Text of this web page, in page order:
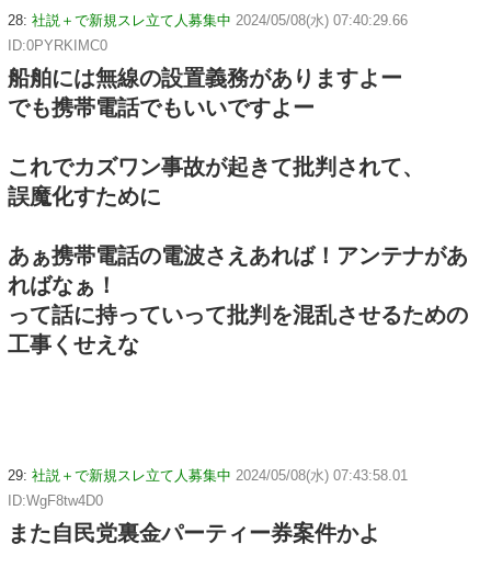
28: 社説＋で新規スレ立て人募集中 2024/05/08(水) 07:40:29.66
ID:0PYRKIMC0
船舶には無線の設置義務がありますよー
でも携帯電話でもいいですよー
これでカズワン事故が起きて批判されて、
誤魔化すために
あぁ携帯電話の電波さえあれば！アンテナがあ
ればなぁ！
って話に持っていって批判を混乱させるための
工事くせえな
29: 社説＋で新規スレ立て人募集中 2024/05/08(水) 07:43:58.01
ID:WgF8tw4D0
また自民党裏金パーティー券案件かよ